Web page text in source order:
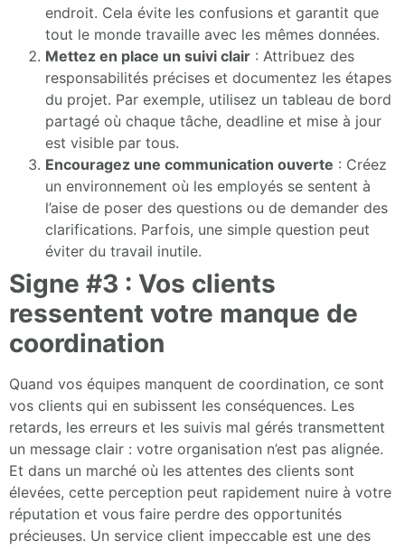
endroit. Cela évite les confusions et garantit que
tout le monde travaille avec les mêmes données.
Mettez en place un suivi clair : Attribuez des
responsabilités précises et documentez les étapes
du projet. Par exemple, utilisez un tableau de bord
partagé où chaque tâche, deadline et mise à jour
est visible par tous.
Encouragez une communication ouverte : Créez
un environnement où les employés se sentent à
l’aise de poser des questions ou de demander des
clarifications. Parfois, une simple question peut
éviter du travail inutile.
Signe #3 : Vos clients
ressentent votre manque de
coordination
Quand vos équipes manquent de coordination, ce sont
vos clients qui en subissent les conséquences. Les
retards, les erreurs et les suivis mal gérés transmettent
un message clair : votre organisation n’est pas alignée.
Et dans un marché où les attentes des clients sont
élevées, cette perception peut rapidement nuire à votre
réputation et vous faire perdre des opportunités
précieuses. Un service client impeccable est une des